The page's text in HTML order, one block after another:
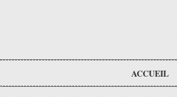
ACCUEIL